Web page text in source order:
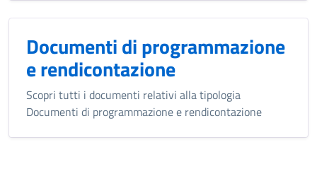
Documenti di programmazione
e rendicontazione
Scopri tutti i documenti relativi alla tipologia
Documenti di programmazione e rendicontazione